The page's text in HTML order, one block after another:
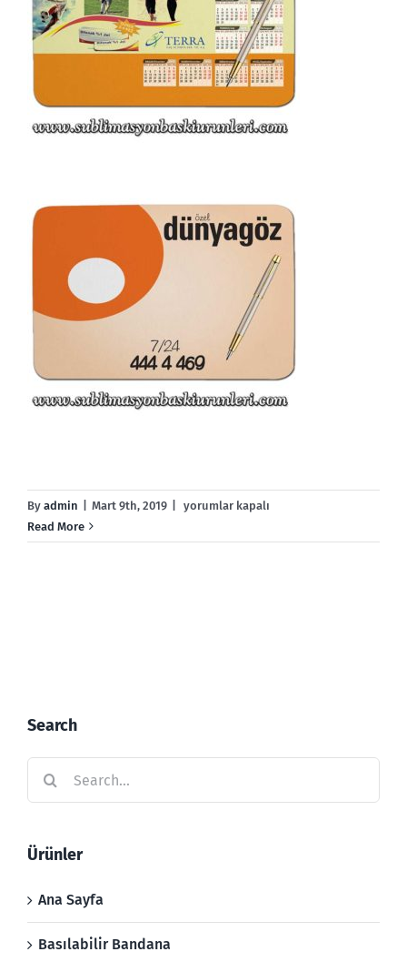
By admin Mart 9th, 2019
Kumaş
Tabanı
yorumlar kapalı
Read More
Search
Ürünler
Ana Sayfa
Basılabilir Bandana